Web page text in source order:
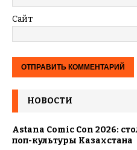
Сайт
НОВОСТИ
Astana Comic Con 2026:
поп-культуры Казахстана